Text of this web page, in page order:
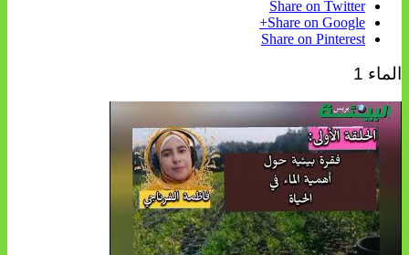
Share on Twitter
Share on Google+
Share on Pinterest
الماء 1